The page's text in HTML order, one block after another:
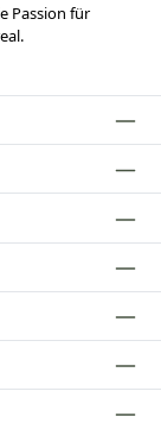
Passion für